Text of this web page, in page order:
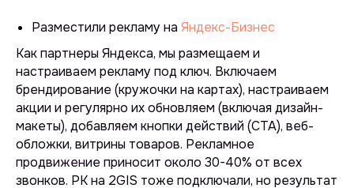
Разместили рекламу на Яндекс-Бизнес
Как партнеры Яндекса, мы размещаем и
настраиваем рекламу под ключ. Включаем
брендирование (кружочки на картах), настраиваем
акции и регулярно их обновляем (включая дизайн-
макеты), добавляем кнопки действий (CTA), веб-
обложки, витрины товаров. Рекламное
продвижение приносит около 30-40% от всех
звонков. РК на 2GIS тоже подключали, но результат